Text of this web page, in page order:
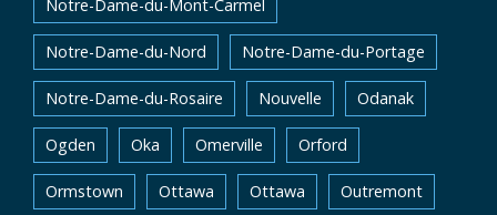
Notre-Dame-du-Mont-Carmel
Notre-Dame-du-Nord Notre-Dame-du-Portage
Notre-Dame-du-Rosaire Nouvelle Odanak
Ogden Oka Omerville Orford
Ormstown Ottawa Ottawa Outremont